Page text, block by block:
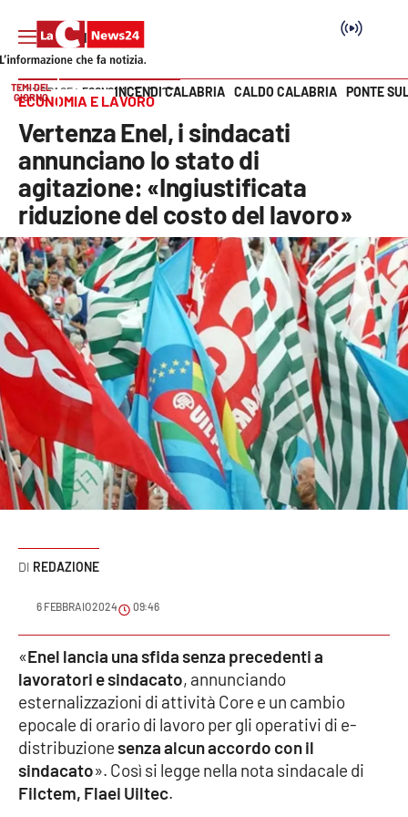
Cronaca
Politica
Attualità
Economia e lavoro
Italia Mondo
Sanità
Sport
Cultura
Podcast
Meteo
Editoriali
VIDEO
Ambiente
Vai
TEMI DEL
GIORNO
INCENDI CALABRIA CALDO CALABRIA PONTE
HOME PAGE ECONOMIA E LAVORO
ECONOMIA E LAVORO
Vertenza Enel, i sindacati
annunciano lo stato di
agitazione: «Ingiustificata
riduzione del costo del lavoro»
REDAZIONE
6 FEBBRAIO 2024 09:46
«Enel lancia una sfida senza precedenti a
lavoratori e sindacato, annunciando
esternalizzazioni di attività Core e un cambio
epocale di orario di lavoro per gli operativi di e-
distribuzionesenza alcun accordo con il
sindacato». Così si legge nella nota sindacale di
Filctem, Flaei Uiltec.